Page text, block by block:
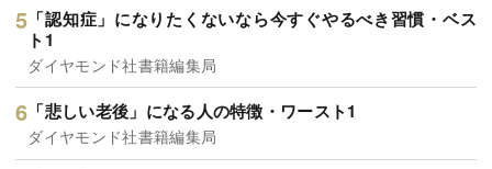
「認知症」になりたくないなら今すぐやるべき習慣・ベス
ト1
ダイヤモンド社書籍編集局
「悲しい老後」になる人の特徴・ワースト1
ダイヤモンド社書籍編集局